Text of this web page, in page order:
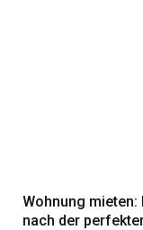
Wohnung
nach der